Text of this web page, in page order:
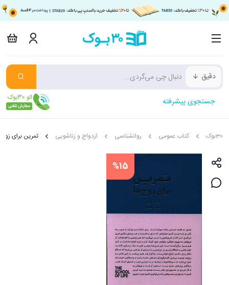
دقیق
جستجوی پیشرفته
30بوک کتاب عمومی روانشناسی ازدواج و زناشویی تمرین برای
%15